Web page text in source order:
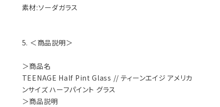
素材:ソーダガラス
5. ＜商品説明＞
＞商品名
TEENAGE Half Pint Glass // ティーンエイジ アメリカ
ンサイズ ハーフパイント グラス
＞商品説明